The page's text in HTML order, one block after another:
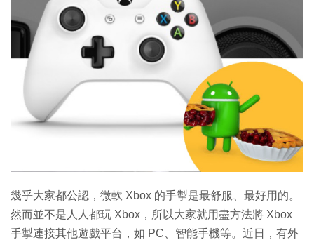
幾乎大家都公認，微軟 Xbox 的手掣是最舒服、最好用的。
然而並不是人人都玩 Xbox，所以大家就用盡方法將 Xbox
手掣連接其他遊戲平台，如 PC、智能手機等。近日，有外